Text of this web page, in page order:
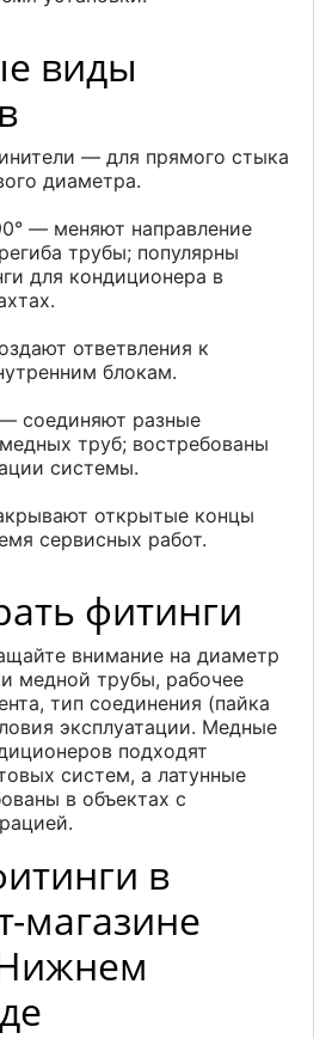
виды
— для прямого стыка
диаметра.
— меняют направление
трубы; популярны
для кондиционера в
ответвления к
блокам.
соединяют разные
труб; востребованы
системы.
открытые концы
сервисных работ.
фитинги
внимание на диаметр
медной трубы, рабочее
тип соединения (пайка
эксплуатации. Медные
подходят
систем, а латунные
в объектах с
в
магазине